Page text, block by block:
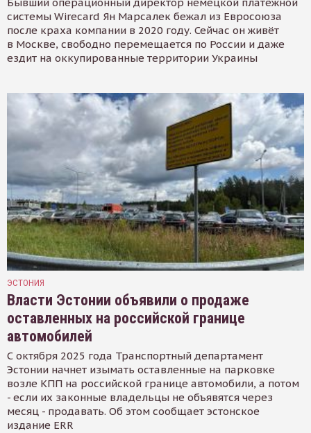
системы Wirecard Ян Марсалек бежал из Евросоюза
после краха компании в 2020 году. Сейчас он живёт
в Москве, свободно перемещается по России и даже
ездит на оккупированные территории Украины
ЭСТОНИЯ
Власти Эстонии объявили о продаже
оставленных на российской границе
автомобилей
С октября 2025 года Транспортный департамент
Эстонии начнет изымать оставленные на парковке
возле КПП на российской границе автомобили, а потом
- если их законные владельцы не объявятся через
месяц - продавать. Об этом сообщает эстонское
издание ERR